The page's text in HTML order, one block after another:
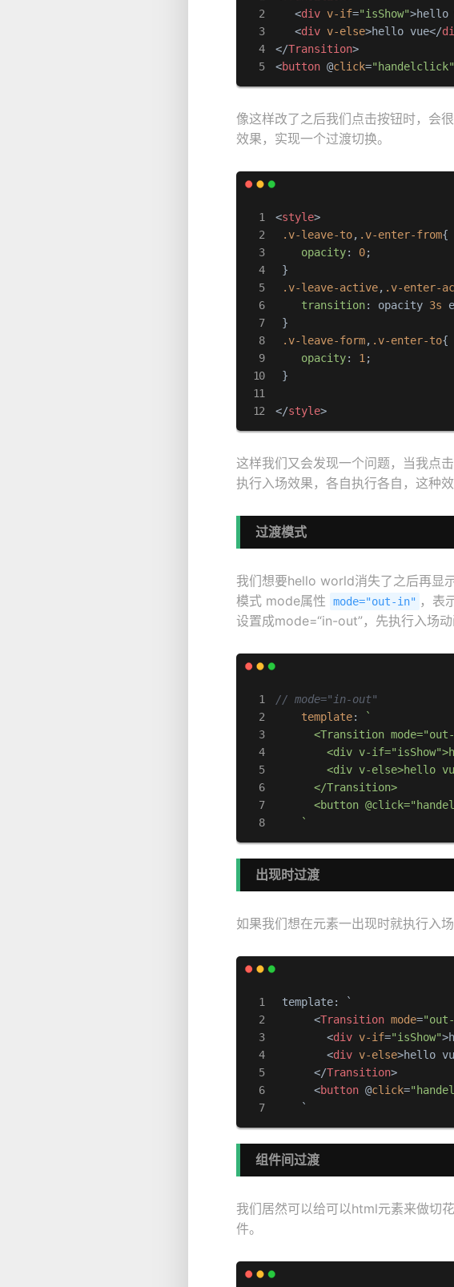
<div v-if="isShow">hello
<div v-else>hello vue</
</Transition>
<button @click="handelclick"
像这样改了之后我们点击按钮时，会
效果，实现一个过渡切换。
<style>
.v-leave-to, .v-enter-from{
opacity: 0;
}
.v-leave-active, .v-enter-
transition: opacity 3s
}
.v-leave-form, .v-enter-to{
opacity: 1 ;
}
</style>
这样我们又会发现一个问题，当我点
执行入场效果，各自执行各自，这种
过渡模式
我们想要hello world消失了之后再显
模式 mode属性
mode="out-in" ，表
设置成mode=“in-out”，先执行入场
// mode="in-out"
template:
`
<Transition
<div v-
<div v-else>hello
      </Transition>
<button
    `
出现时过渡
如果我们想在元素一出现时就执行入
template: `
<Transition mode=
<div v-if="isShow">
<div v-else>hello
</Transition>
<button @click=
    `
组件间过渡
我们居然可以给可以html元素来做切
件。